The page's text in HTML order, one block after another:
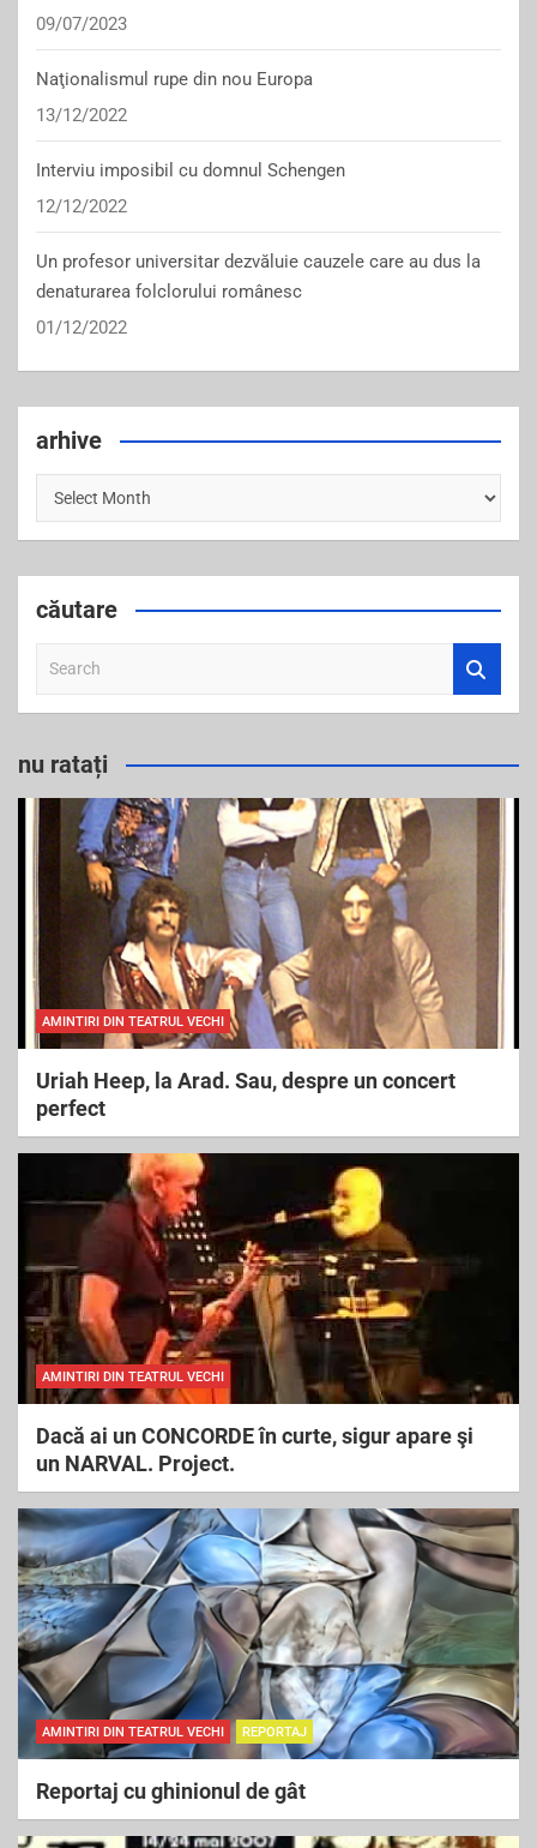
09/07/2023
Naţionalismul rupe din nou Europa
13/12/2022
Interviu imposibil cu domnul Schengen
12/12/2022
Un profesor universitar dezvăluie cauzele care au dus la
denaturarea folclorului românesc
01/12/2022
arhive
arhive
căutare
a
c
nu ratați
AMINTIRI DIN TEATRUL VECHI
Uriah Heep, la Arad. Sau, despre un concert
perfect
AMINTIRI DIN TEATRUL VECHI
Dacă ai un CONCORDE în curte, sigur apare şi
un NARVAL. Project.
AMINTIRI DIN TEATRUL VECHI REPORTAJ
Reportaj cu ghinionul de gât